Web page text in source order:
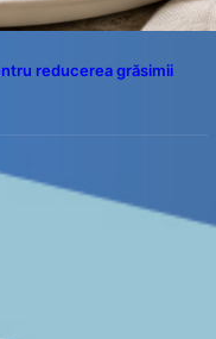
reducerea grăsimii